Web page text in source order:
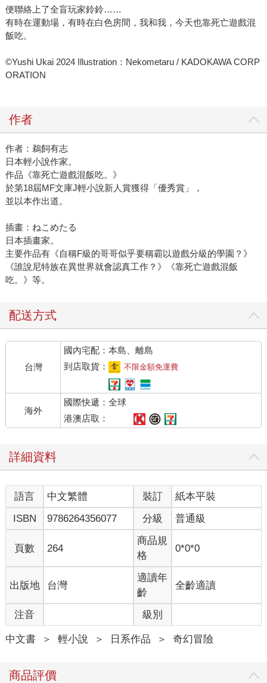
便聯絡上了全盲玩家鈴鈴……
有時在運動場，有時在白色房間，我和我，今天也靠死亡遊戲混
飯吃。
©Yushi Ukai 2024 Illustration：Nekometaru / KADOKAWA CORP
ORATION
作者
作者：鵜飼有志
日本輕小說作家。
作品《靠死亡遊戲混飯吃。》
於第18屆MF文庫J輕小說新人賞獲得「優秀賞」，
並以本作出道。
插畫：ねこめたる
日本插畫家。
主要作品有《自稱F級的哥哥似乎要稱霸以遊戲分級的學園？》
《誰說尼特族在異世界就會認真工作？》《靠死亡遊戲混飯
吃。》等。
配送方式
台灣
國內宅配：本島、離島
到店取貨：
不限金額免運費
海外
國際快遞：全球
港澳店取：
詳細資料
語言 中文繁體 裝訂
紙本平裝
ISBN
9786264356077 分級 普通級
頁數 264
商品規
格
0*0*0
出版地 台灣
適讀年
齡
全齡適讀
注音 級別
中文書 ＞ 輕小說 ＞ 日系作品 ＞ 奇幻冒險
商品評價